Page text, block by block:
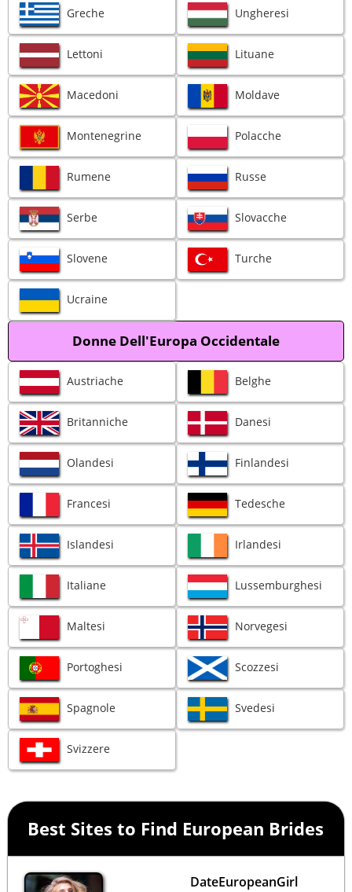
Greche Ungheresi
Lettoni Lituane
Macedoni Moldave
Montenegrine Polacche
Rumene Russe
Serbe Slovacche
Slovene Turche
Ucraine
Donne Dell'Europa Occidentale
Austriache Belghe
Britanniche Danesi
Olandesi Finlandesi
Francesi Tedesche
Islandesi Irlandesi
Italiane Lussemburghesi
Maltesi Norvegesi
Portoghesi Scozzesi
Spagnole Svedesi
Svizzere
Best Sites to Find European Brides
DateEuropeanGirl